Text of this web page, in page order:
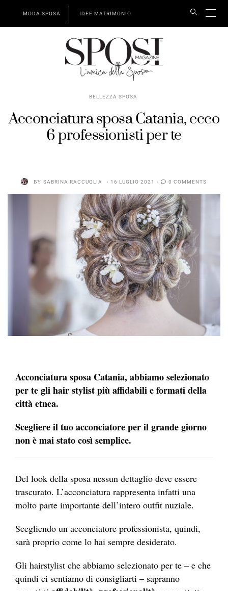
MODA SPOSA IDEE MATRIMONIO
BELLEZZA SPOSA
Acconciatura sposa Catania, ecco
6 professionisti per te
BY SABRINA RACCUGLIA 16 LUGLIO 2021 0 COMMENTS
Acconciatura sposa Catania, abbiamo selezionato
per te gli hair stylist più affidabili e formati della
città etnea.
Scegliere il tuo acconciatore per il grande giorno
non è mai stato così semplice.
Del look della sposa nessun dettaglio deve essere
trascurato. L’acconciatura rappresenta infatti una
molto parte importante dell’intero outfit nuziale.
Scegliendo un acconciatore professionista, quindi,
sarà proprio come lo hai sempre desiderato.
Gli hairstylist che abbiamo selezionato per te – e che
quindi ci sentiamo di consigliarti – sapranno